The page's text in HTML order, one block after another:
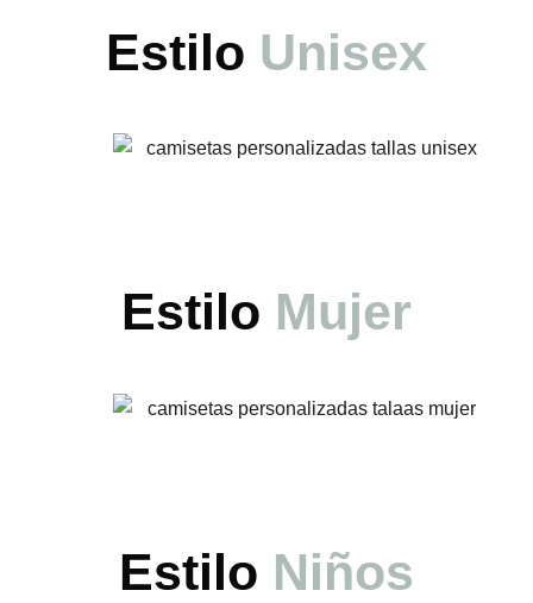
Estilo Unisex
Estilo Mujer
Estilo Niños